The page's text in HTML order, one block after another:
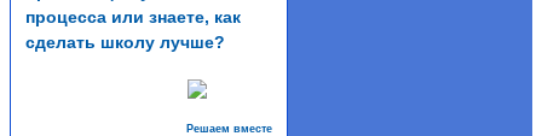
процесса или знаете, как
сделать школу лучше?
Решаем вместе